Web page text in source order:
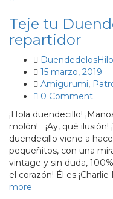
Teje tu
repartidor
15 marzo, 2019
Amigurumi,
0 Comment
¡Hola duendecillo!
molón! ¡Ay, qué ilusión!
duendecillo viene a
pequeñitos, con una
vintage y sin duda,
el corazón! Él es
more